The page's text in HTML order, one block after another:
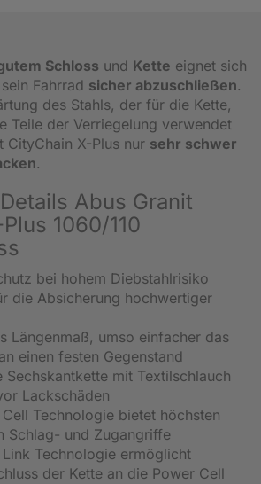
Schloss und Kette eignet sich
Fahrrad sicher abzuschließen.
des Stahls, der für die Kette,
Teile der Verriegelung verwendet
CityChain X-Plus nur sehr schwer
.
Abus Granit
1060/110
bei hohem Diebstahlrisiko
die Absicherung hochwertiger
Längenmaß, umso einfacher das
einen festen Gegenstand
Sechskantkette mit Textilschlauch
Lackschäden
Technologie bietet höchsten
Schlag- und Zugangriffe
Link Technologie ermöglicht
der Kette an die Power Cell